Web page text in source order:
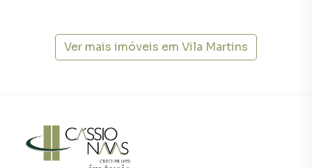
Ver mais imóveis em Vila Martins